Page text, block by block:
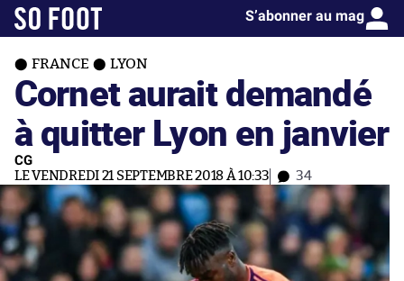
S’abonner au mag
FRANCE LYON
Cornet aurait demandé
à quitter Lyon en janvier
CG
LE VENDREDI 21 SEPTEMBRE 2018 À 10:33 34